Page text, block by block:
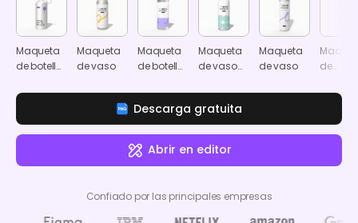
Maqueta
de botella
con asa
Maqueta
de vaso
Maqueta
de botella
inoxidable
con
boquilla
directa
Maqueta
de vaso
Maqueta
de vaso
de
con
tapa
Descarga gratuita
Abrir en editor
Confiado por las principales empresas